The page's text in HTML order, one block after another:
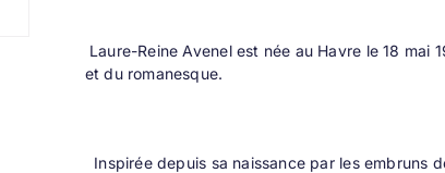
Laure-Reine Avenel est née au Havre le 18 mai
et du romanesque.
Inspirée depuis sa naissance par les embruns